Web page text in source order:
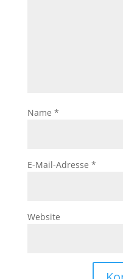
Name *
E-Mail-Adresse *
Website